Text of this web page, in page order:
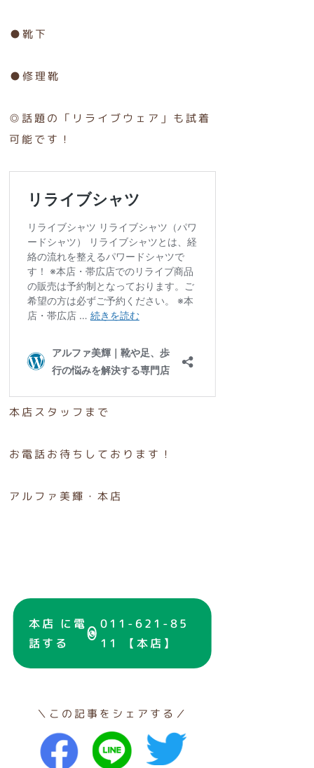
●靴下
●修理靴
◎話題の「リライブウェア」も試着
可能です！
本店スタッフまで
お電話お待ちしております！
アルファ美輝・本店
本店 に電
話する
011-621-85
11 【本店】
＼この記事をシェアする／